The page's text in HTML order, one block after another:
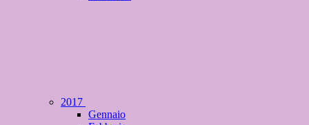
2017
Gennaio